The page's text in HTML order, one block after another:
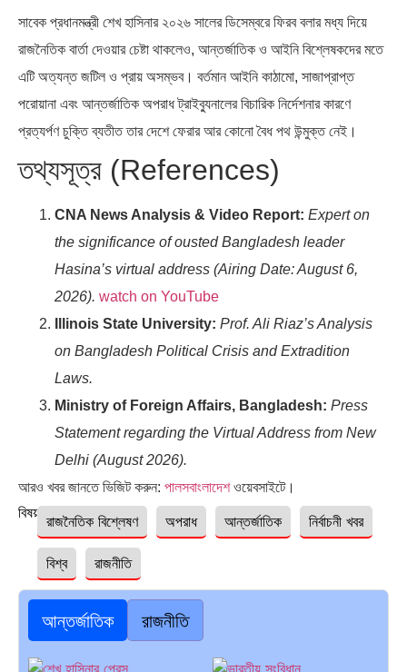
সাবেক প্রধানমন্ত্রী শেখ হাসিনার ২০২৬ সালের ডিসেম্বরে ফিরব বলার মধ্য দিয়ে
রাজনৈতিক বার্তা দেওয়ার চেষ্টা থাকলেও, আন্তর্জাতিক ও আইনি বিশ্লেষকদের মতে
এটি অত্যন্ত জটিল ও প্রায় অসম্ভব। বর্তমান আইনি কাঠামো, সাজাপ্রাপ্ত
পরোয়ানা এবং আন্তর্জাতিক অপরাধ ট্রাইব্যুনালের বিচারিক নির্দেশনার কারণে
প্রত্যর্পণ চুক্তি ব্যতীত তার দেশে ফেরার আর কোনো বৈধ পথ উন্মুক্ত নেই।
তথ্যসূত্র (References)
CNA News Analysis & Video Report: Expert on
the significance of ousted Bangladesh leader
Hasina’s virtual address (Airing Date: August 6,
2026). watch on YouTube
Illinois State University: Prof. Ali Riaz’s Analysis
on Bangladesh Political Crisis and Extradition
Laws.
Ministry of Foreign Affairs, Bangladesh: Press
Statement regarding the Virtual Address from New
Delhi (August 2026).
আরও খবর জানতে ভিজিট করুন: পালসবাংলাদেশওয়েবসাইটে।
বিষয়ঃ রাজনৈতিক বিশ্লেষণ অপরাধ আন্তর্জাতিক নির্বাচনী খবর
বিশ্ব রাজনীতি
আন্তর্জাতিক রাজনীতি